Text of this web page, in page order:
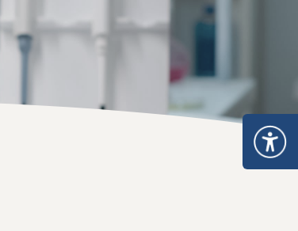
ระเบียบคณะกรรมการเครื่องมือแพทย์
คำสั่งสำนักงานคณะกรรมการอาหารและยา